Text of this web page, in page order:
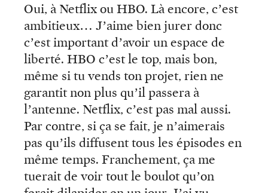
Oui, à Netflix ou HBO. Là encore, c’est
ambitieux… J’aime bien jurer donc
c’est important d’avoir un espace de
liberté. HBO c’est le top, mais bon,
même si tu vends ton projet, rien ne
garantit non plus qu’il passera à
l’antenne. Netflix, c’est pas mal aussi.
Par contre, si ça se fait, je n’aimerais
pas qu’ils diffusent tous les épisodes en
même temps. Franchement, ça me
tuerait de voir tout le boulot qu’on